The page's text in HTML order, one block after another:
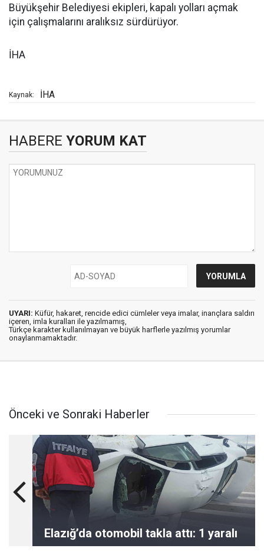
Büyükşehir Belediyesi ekipleri, kapalı yolları açmak
için çalışmalarını aralıksız sürdürüyor.
İHA
Kaynak: İHA
HABERE YORUM KAT
UYARI: Küfür, hakaret, rencide edici cümleler veya imalar, inançlara saldırı
içeren, imla kuralları ile yazılmamış,
Türkçe karakter kullanılmayan ve büyük harflerle yazılmış yorumlar
onaylanmamaktadır.
Önceki ve Sonraki Haberler
Elazığ’da otomobil takla attı: 1 yaralı